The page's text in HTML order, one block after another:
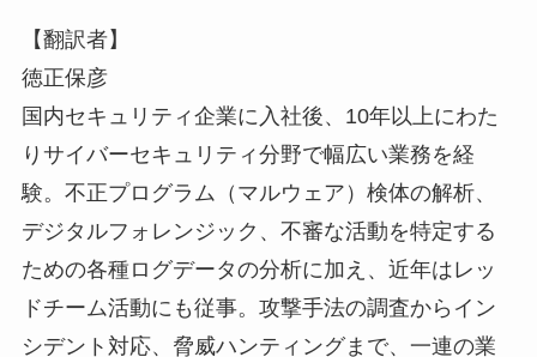
【翻訳者】
徳正保彦
国内セキュリティ企業に入社後、10年以上にわた
りサイバーセキュリティ分野で幅広い業務を経
験。不正プログラム（マルウェア）検体の解析、
デジタルフォレンジック、不審な活動を特定する
ための各種ログデータの分析に加え、近年はレッ
ドチーム活動にも従事。攻撃手法の調査からイン
シデント対応、脅威ハンティングまで、一連の業